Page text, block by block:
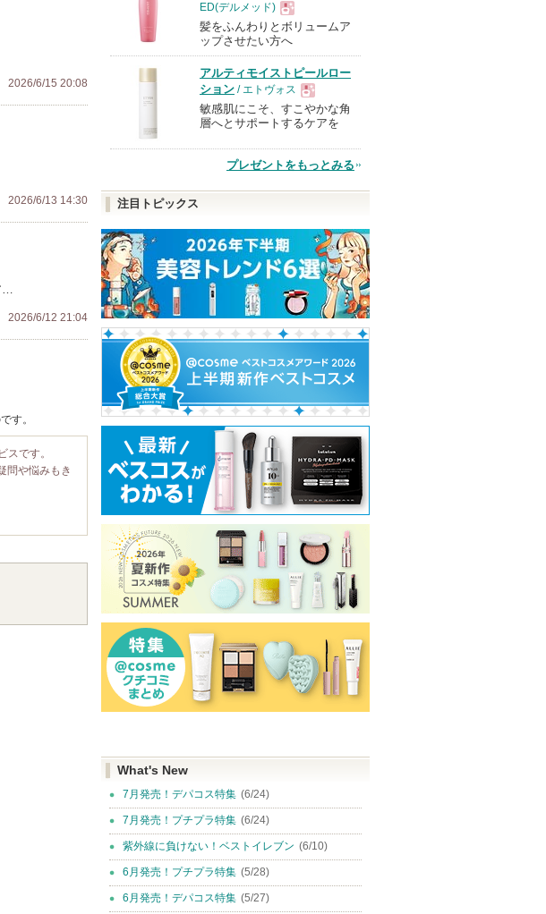
2026/6/15 20:08
2026/6/13 14:30
…
2026/6/12 21:04
す。
です。
問や悩みもき
ED(デルメッド)
現
品
髪をふんわりとボリュームア
ップさせたい方へ
アルティモイストピールロー
ション / エトヴォス
現
品
敏感肌にこそ、すこやかな角
層へとサポートするケアを
プレゼントをもっとみる
注目トピックス
What's New
7月発売！デパコス特集 (6/24)
7月発売！プチプラ特集 (6/24)
紫外線に負けない！ベストイレブン (6/10)
6月発売！プチプラ特集 (5/28)
6月発売！デパコス特集 (5/27)